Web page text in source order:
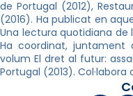
de Portugal (2012),
(2016). Ha publicat en
Una lectura quotidiana de
Ha coordinat, juntament
volum El dret al futur:
Portugal (2013).